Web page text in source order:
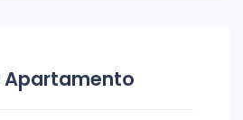
Apartamento